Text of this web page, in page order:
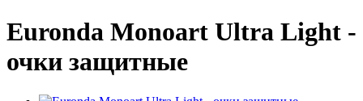
Euronda Monoart Ultra Light -
очки защитные